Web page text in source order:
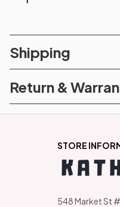
Shipping
Return &
STORE
548 Market St